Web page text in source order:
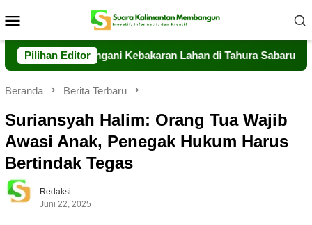
ke
Mobile
Pilihan Editor
Tangani Kebakaran Lahan di Tahura Sabaru
Beranda Berita Terbaru
Suriansyah Halim: Orang Tua Wajib
Awasi Anak, Penegak Hukum Harus
Bertindak Tegas
Redaksi
Juni 22, 2025